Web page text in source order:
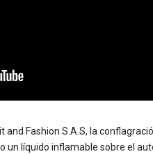
Fashion S.A.S, la
líquido inflamable sobre el